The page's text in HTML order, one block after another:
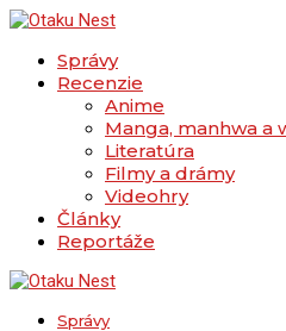
Správy
Recenzie
Anime
Manga, manhwa a
Literatúra
Filmy a drámy
Videohry
Články
Reportáže
Správy